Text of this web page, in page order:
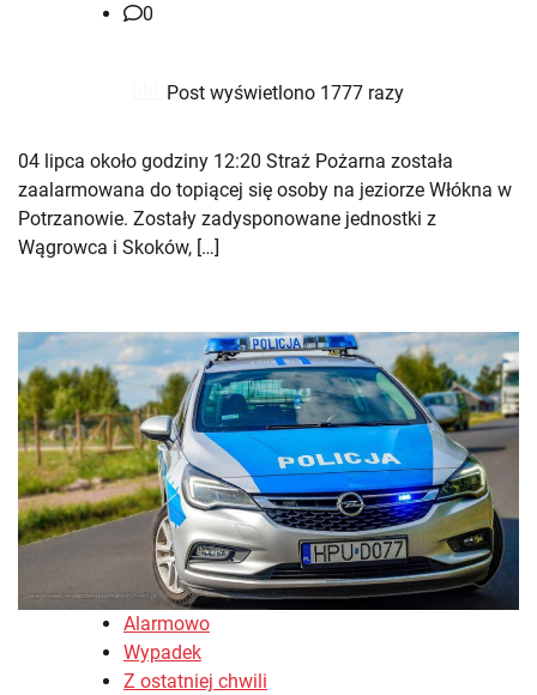
0
Post wyświetlono 1777 razy
04 lipca około godziny 12:20 Straż Pożarna została
zaalarmowana do topiącej się osoby na jeziorze Włókna w
Potrzanowie. Zostały zadysponowane jednostki z
Wągrowca i Skoków, […]
Alarmowo
Wypadek
Z ostatniej chwili